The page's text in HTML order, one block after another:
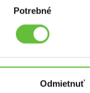
Potrebné
Odmietnuť
O nás